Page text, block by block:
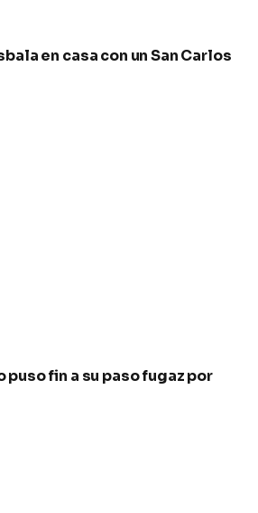
en casa con un San Carlos
puso fin a su paso fugaz por